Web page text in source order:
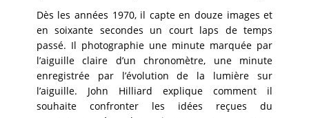
Dès les années 1970, il capte en douze images et
en soixante secondes un court laps de temps
passé. Il photographie une minute marquée par
l’aiguille claire d’un chronomètre, une minute
enregistrée par l’évolution de la lumière sur
l’aiguille. John Hilliard explique comment il
souhaite confronter les idées reçues du